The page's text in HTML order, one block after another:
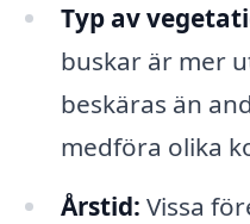
Typ av
buskar är mer
beskäras än
medföra olika
Årstid: Vissa